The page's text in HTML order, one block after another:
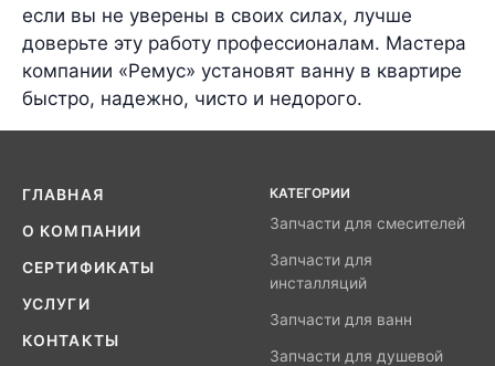
если вы не уверены в своих силах, лучше
доверьте эту работу профессионалам. Мастера
компании «Ремус» установят ванну в квартире
быстро, надежно, чисто и недорого.
ГЛАВНАЯ
О КОМПАНИИ
СЕРТИФИКАТЫ
УСЛУГИ
КОНТАКТЫ
КАТЕГОРИИ
Запчасти для смесителей
Запчасти для
инсталляций
Запчасти для ванн
Запчасти для душевой